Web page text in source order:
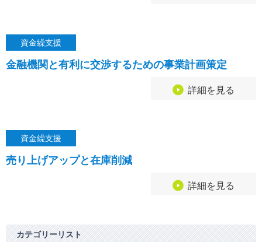
資金繰支援
金融機関と有利に交渉するための事業計画策定
詳細を見る
資金繰支援
売り上げアップと在庫削減
詳細を見る
カテゴリーリスト